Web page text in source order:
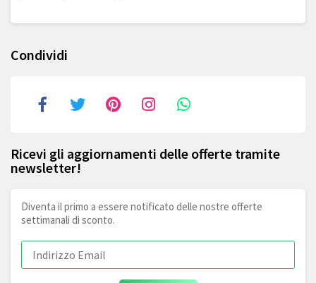
Condividi
Ricevi gli aggiornamenti delle offerte tramite
newsletter!
Diventa il primo a essere notificato delle nostre offerte
settimanali di sconto.